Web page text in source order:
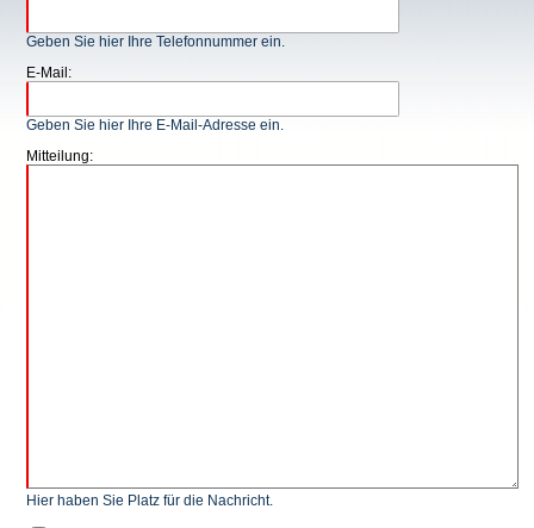
Geben Sie hier Ihre Telefonnummer ein.
E-Mail:
Geben Sie hier Ihre E-Mail-Adresse ein.
Mitteilung:
Hier haben Sie Platz für die Nachricht.